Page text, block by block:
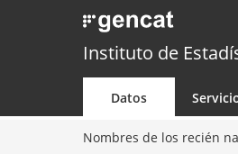
Instituto de
Datos
Nombres de los recién